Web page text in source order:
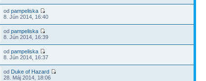
odpampeliska
8. Jún 2014, 16:40
odpampeliska
8. Jún 2014, 16:39
odpampeliska
8. Jún 2014, 16:37
od Duke of Hazard
28. Máj 2014, 18:06